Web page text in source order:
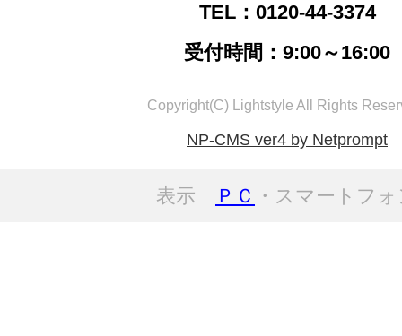
TEL：0120-44-3374
受付時間：9:00～16:00
Copyright(C) Lightstyle All Rights
NP-CMS ver4 by Netprompt
表示 ＰＣ ・スマートフ